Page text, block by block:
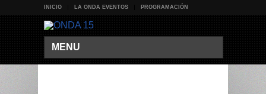
INICIO LA ONDA EVENTOS PROGRAMACIÓN
MENU